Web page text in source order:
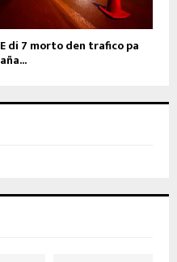
E di 7 morto den trafico pa
aña...